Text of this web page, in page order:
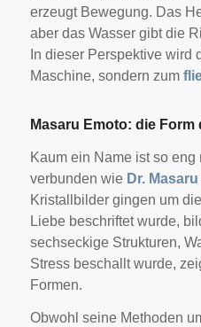
erzeugt Bewegung. Das
aber das Wasser gibt die
In dieser Perspektive wird
Maschine, sondern zum
Masaru Emoto: die Form
Kaum ein Name ist so eng
verbunden wie Dr.
Kristallbilder gingen um
Liebe beschriftet wurde,
sechseckige Strukturen,
Stress beschallt wurde,
Formen.
Obwohl seine Methoden